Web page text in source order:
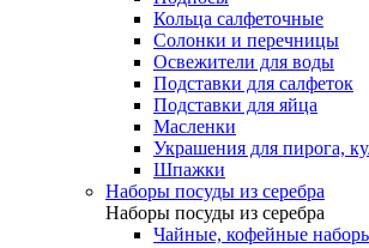
Кольца салфеточные
Солонки и перечницы
Освежители для воды
Подставки для салфеток
Подставки для яйца
Масленки
Украшения для пирога,
Шпажки
Наборы посуды из серебра
Наборы посуды из серебра
Чайные, кофейные